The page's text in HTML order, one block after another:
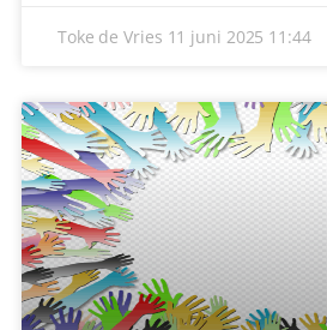
Toke de Vries 11 juni 2025 11:44